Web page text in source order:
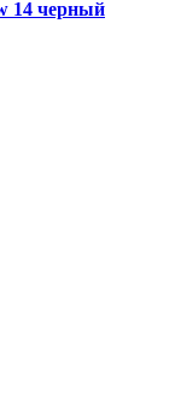
14 черный